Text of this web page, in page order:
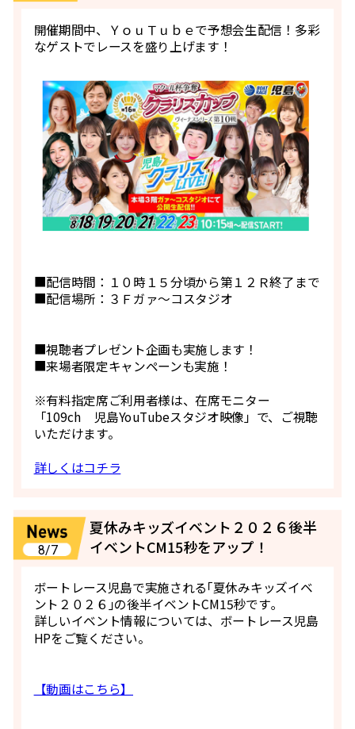
開催期間中、ＹｏｕＴｕｂｅで予想会生配信！多彩
なゲストでレースを盛り上げます！
■配信時間：１０時１５分頃から第１２Ｒ終了まで
■配信場所：３Ｆガァ～コスタジオ
■視聴者プレゼント企画も実施します！
■来場者限定キャンペーンも実施！
※有料指定席ご利用者様は、在席モニター
「109ch 児島YouTubeスタジオ映像」で、ご視聴
いただけます。
詳しくはコチラ
8/7
夏休みキッズイベント２０２６後半
イベントCM15秒をアップ！
ボートレース児島で実施される｢夏休みキッズイベ
ント２０２６｣の後半イベントCM15秒です｡
詳しいイベント情報については、ボートレース児島
HPをご覧ください。
【動画はこちら】